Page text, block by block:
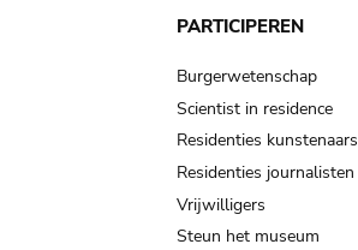
PARTICIPEREN
Burgerwetenschap
Scientist in residence
Residenties kunstenaars
Residenties journalisten
Vrijwilligers
Steun het museum